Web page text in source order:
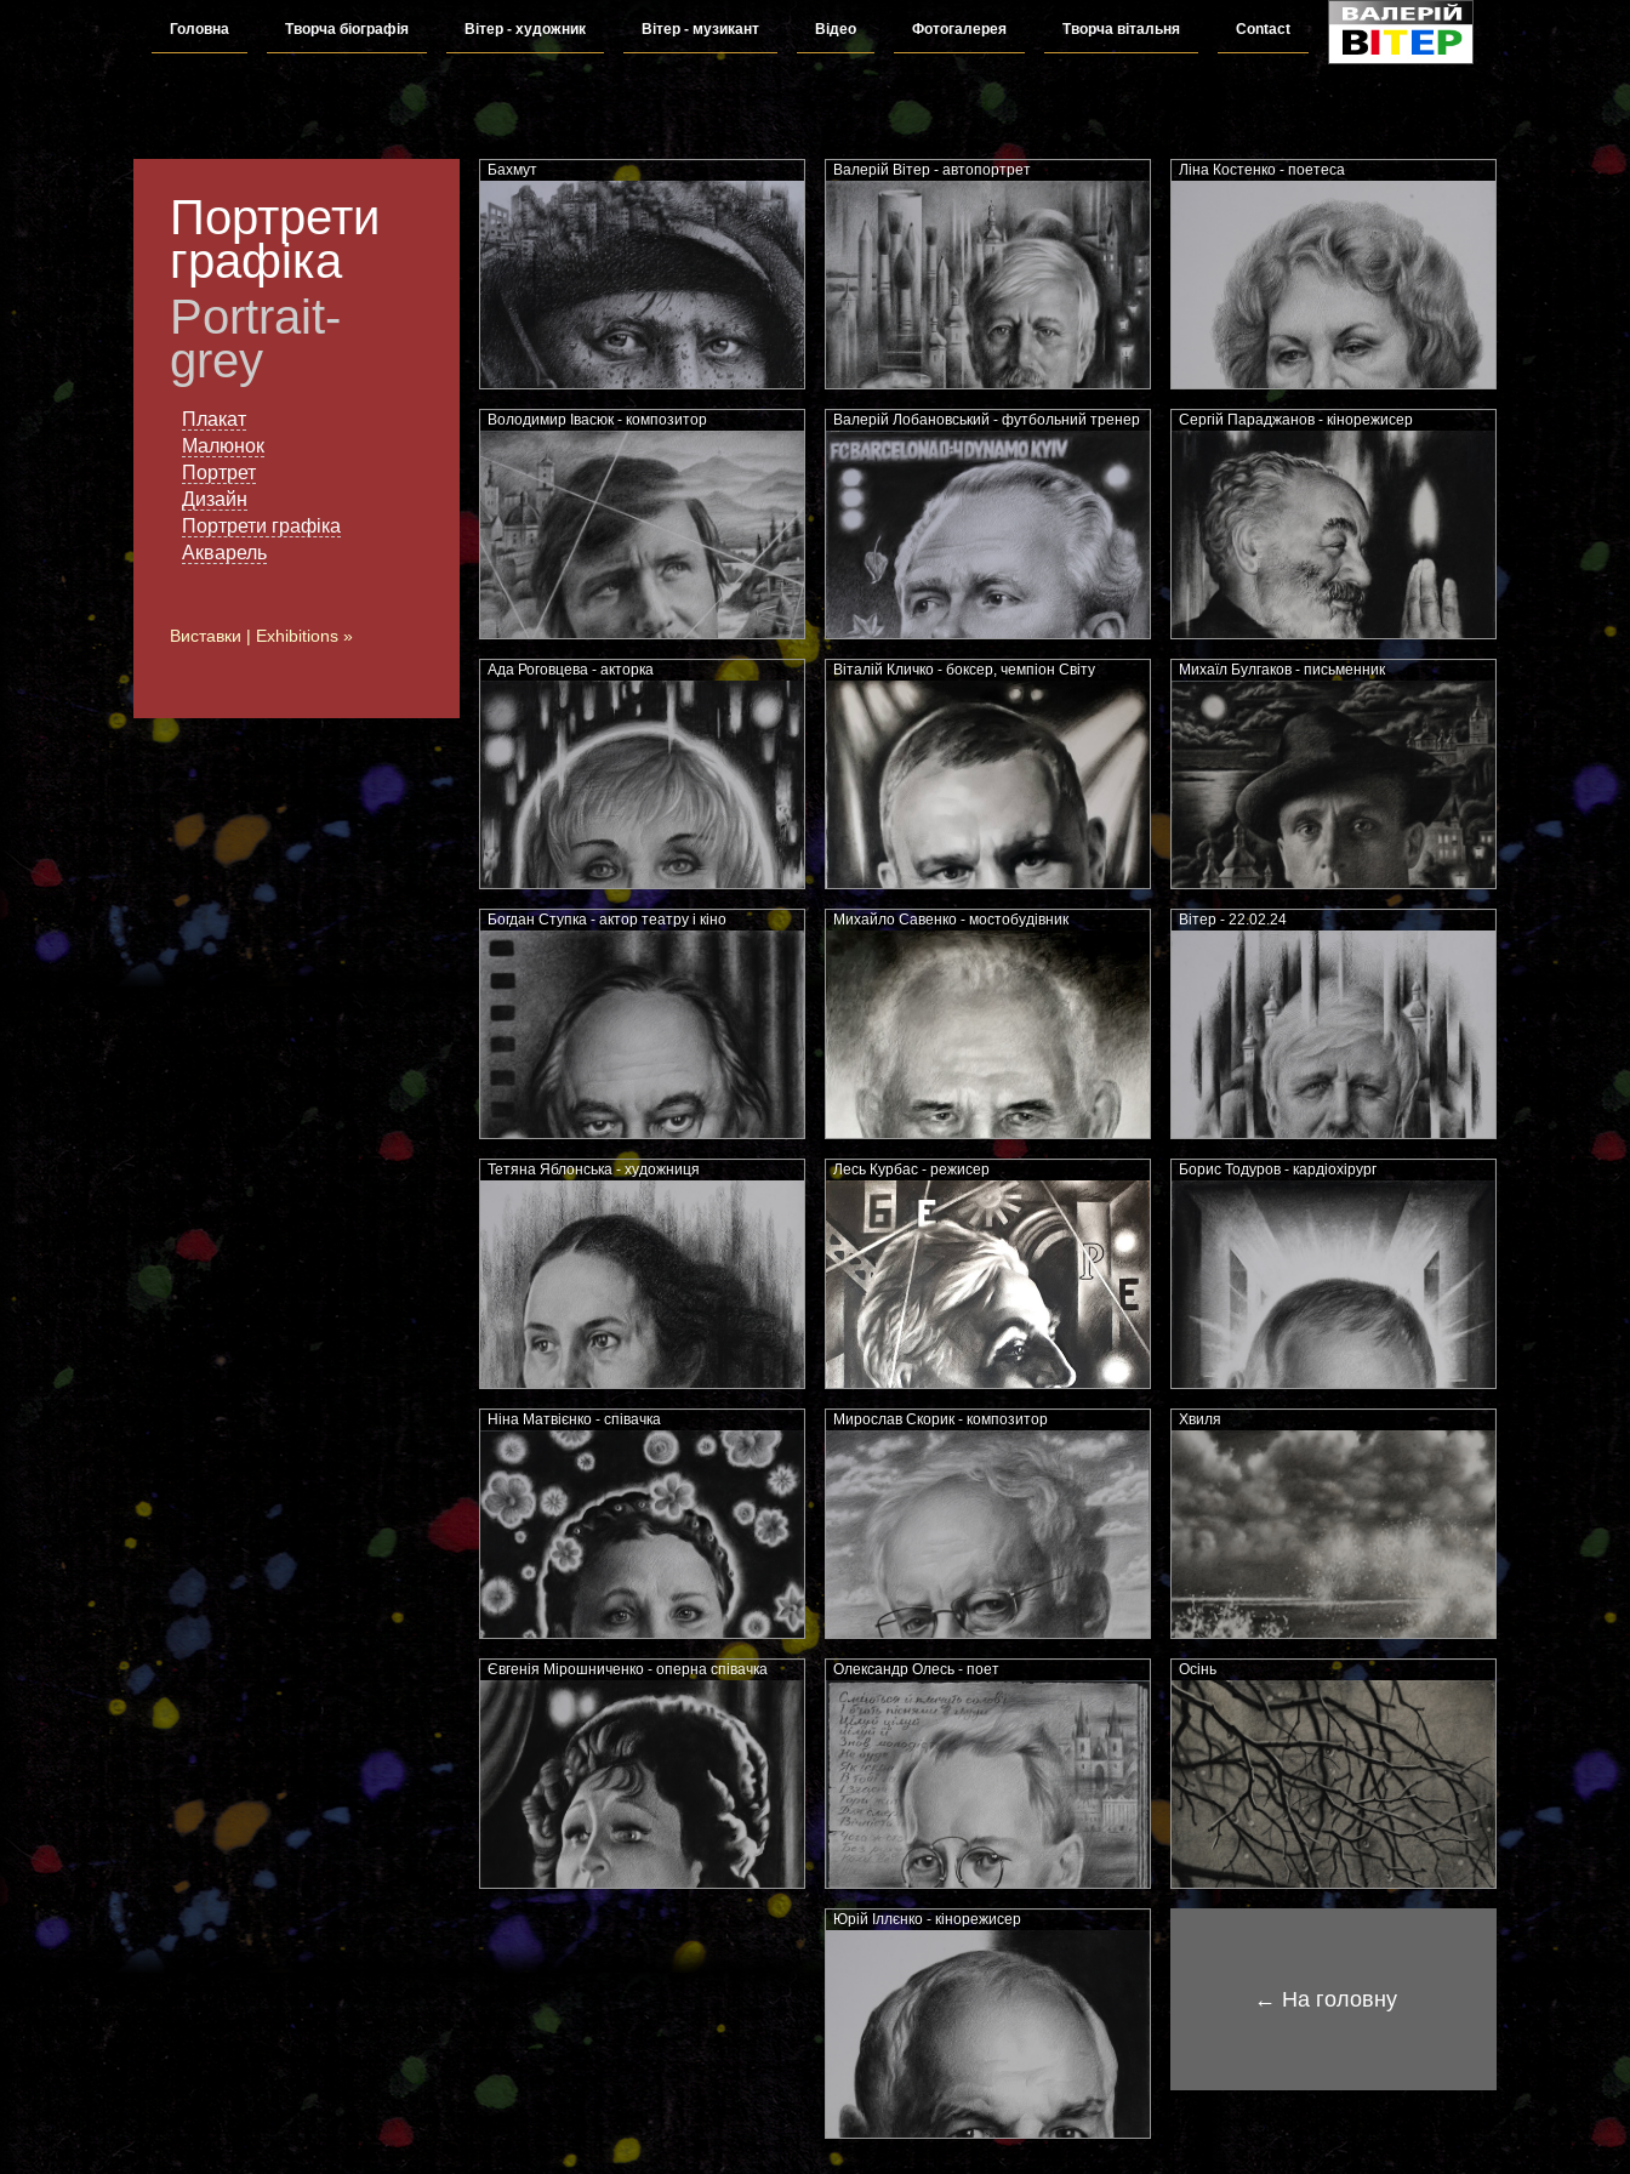
Головна Творча біографія Вітер - художник Вітер - музикант Відео Фотогалерея Творча вітальня Contact
Портрети
графіка
Portrait-
grey
Плакат
Малюнок
Портрет
Дизайн
Портрети графіка
Акварель
Виставки | Exhibitions »
Бахмут
Володимир Івасюк - композитор
Ада Роговцева - акторка
Богдан Ступка - актор театру і кіно
Тетяна Яблонська - художниця
Ніна Матвієнко - співачка
Євгенія Мірошниченко - оперна співачка
Валерій Вітер - автопортрет
Валерій Лобановський - футбольний тренер
Віталій Кличко - боксер, чемпіон Світу
Михайло Савенко - мостобудівник
Лесь Курбас - режисер
Мирослав Скорик - композитор
Олександр Олесь - поет
Юрій Іллєнко - кінорежисер
Ліна Костенко - поетеса
Сергій Параджанов - кінорежисер
Михаїл Булгаков - письменник
Вітер - 22.02.24
Борис Тодуров - кардіохірург
Хвиля
Осінь
← На головну